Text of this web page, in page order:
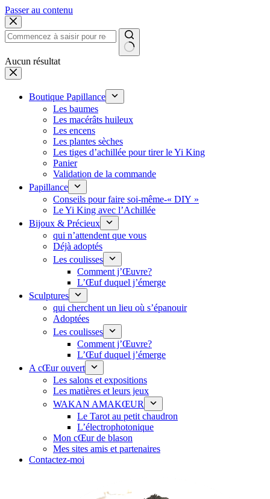
Passer au contenu
Aucun résultat
Boutique Papillance
Les baumes
Les macérâts huileux
Les encens
Les plantes sèches
Les tiges d’achillée pour tirer le Yi King
Panier
Validation de la commande
Papillance
Conseils pour faire soi-même-« DIY »
Le Yi King avec l’Achillée
Bijoux & Précieux
qui n’attendent que vous
Déjà adoptés
Les coulisses
Comment j’Œuvre?
L’Œuf duquel j’émerge
Sculptures
qui cherchent un lieu où s’épanouir
Adoptées
Les coulisses
Comment j’Œuvre?
L’Œuf duquel j’émerge
A cŒur ouvert
Les salons et expositions
Les matières et leurs jeux
WAKAN AMAKŒUR
Le Tarot au petit chaudron
L’électrophotonique
Mon cŒur de blason
Mes sites amis et partenaires
Contactez-moi